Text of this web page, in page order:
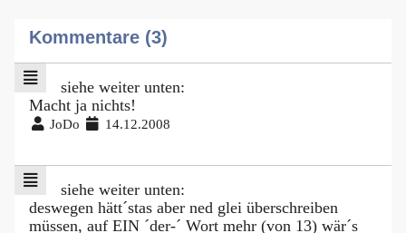
Kommentare (3)
siehe weiter unten:
Macht ja nichts!
JoDo 14.12.2008
siehe weiter unten:
deswegen hätt´stas aber ned glei überschreiben
müssen, auf EIN ´der-´ Wort mehr (von 13) wär´s